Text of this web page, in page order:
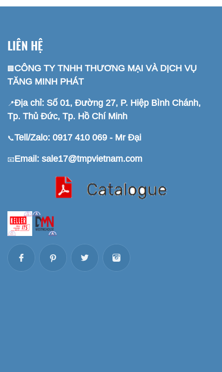
LIÊN HỆ
🏢 CÔNG TY TNHH THƯƠNG MẠI VÀ DỊCH VỤ
TĂNG MINH PHÁT
📍Địa chỉ: Số 01, Đường 27, P. Hiệp Bình Chánh,
Tp. Thủ Đức, Tp. Hồ Chí Minh
📞Tell/Zalo: 0917 410 069 - Mr Đại
📧Email: sale17@tmpvietnam.com